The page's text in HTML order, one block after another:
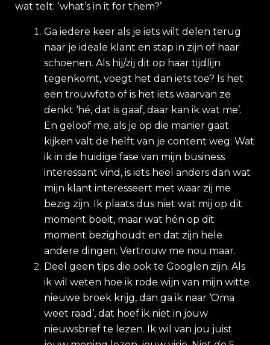
wat telt: ‘what’s in it for them?’
Ga iedere keer als je iets wilt delen terug
naar je ideale klant en stap in zijn of haar
schoenen. Als hij/zij dit op haar tijdlijn
tegenkomt, voegt het dan iets toe? Is het
een trouwfoto of is het iets waarvan ze
denkt ‘hé, dat is gaaf, daar kan ik wat me’.
En geloof me, als je op die manier gaat
kijken valt de helft van je content weg. Wat
ik in de huidige fase van mijn business
interessant vind, is iets heel anders dan wat
mijn klant interesseert met waar zij me
bezig zijn. Ik plaats dus niet wat mij op dit
moment boeit, maar wat hén op dit
moment bezighoudt en dat zijn hele
andere dingen. Vertrouw me nou maar.
Deel geen tips die ook te Googlen zijn. Als
ik wil weten hoe ik rode wijn van mijn witte
nieuwe broek krijg, dan ga ik naar ‘Oma
weet raad’, dat hoef ik niet in jouw
nieuwsbrief te lezen. Ik wil van jou juist